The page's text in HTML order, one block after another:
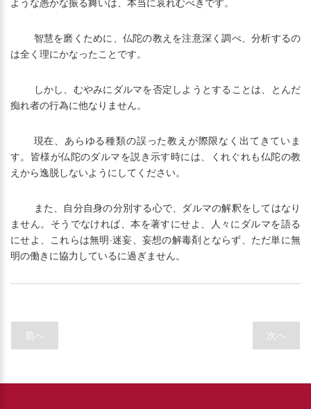
智慧を磨くために、仏陀の教えを注意深く調べ、分析するの
は全く理にかなったことです。
しかし、むやみにダルマを否定しようとすることは、とんだ
痴れ者の行為に他なりません。
現在、あらゆる種類の誤った教えが際限なく出てきていま
す。皆様が仏陀のダルマを説き示す時には、くれぐれも仏陀の教
えから逸脱しないようにしてください。
また、自分自身の分別する心で、ダルマの解釈をしてはなり
ません。そうでなければ、本を著すにせよ、人々にダルマを語る
にせよ、これらは無明·迷妄、妄想の解毒剤とならず、ただ単に無
明の働きに協力しているに過ぎません。
前へ 次へ